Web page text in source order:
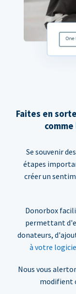
Faites en
Se souvenir
étapes
créer un
Donorbox
permettant
donateurs,
à votre
Nous vous
modifient